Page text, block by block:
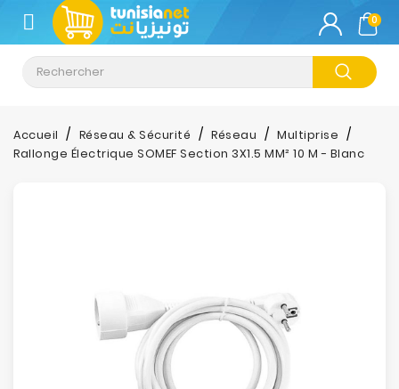
CATÉGORIE
Climatisation
Informatique
0
Accueil Réseau & Sécurité Réseau
Multiprise
Rallonge Électrique SOMEF Section 3X1.5 MM² 10 M - Blanc